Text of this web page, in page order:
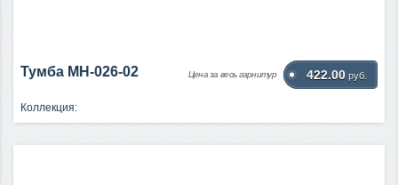
Тумба МН-026-02 Цена за весь гарнитур 422.00 руб.
Коллекция: